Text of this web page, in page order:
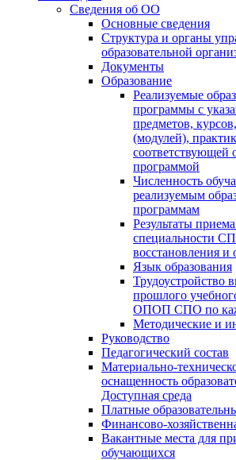
Сведения об ОО
Основные сведения
Структура и органы
образовательной
Документы
Образование
Реализуемые
программы с
предметов,
(модулей),
соответствующей
программой
Численность
реализуемым
программам
Результаты
специальности
восстановления и
Язык образования
Трудоустройство
прошлого
ОПОП СПО по
Методические и
Руководство
Педагогический состав
Материально-
оснащенность
Доступная среда
Платные
Финансово-
Вакантные места для
обучающихся